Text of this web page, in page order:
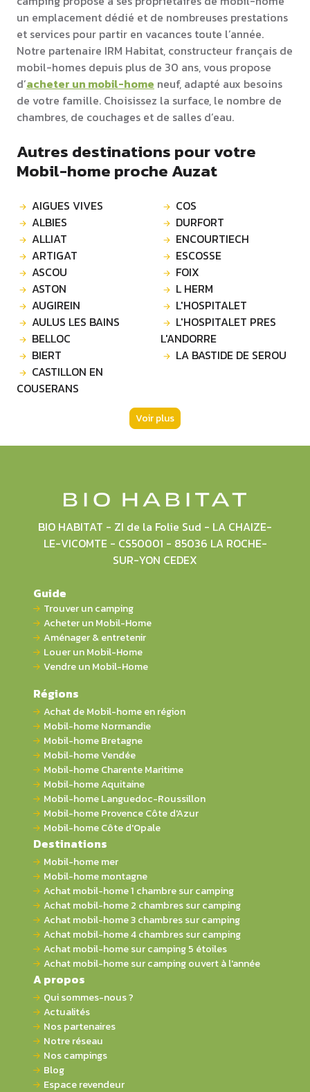
un emplacement dédié et de nombreuses prestations
et services pour partir en vacances toute l’année.
Notre partenaire IRM Habitat, constructeur français de
mobil-homes depuis plus de 30 ans, vous propose
d’acheter un mobil-home neuf, adapté aux besoins
de votre famille. Choisissez la surface, le nombre de
chambres, de couchages et de salles d’eau.
Autres destinations pour votre
Mobil-home proche Auzat
AIGUES VIVES
ALBIES
ALLIAT
ARTIGAT
ASCOU
ASTON
AUGIREIN
AULUS LES BAINS
BELLOC
BIERT
CASTILLON EN
COUSERANS
COS
DURFORT
ENCOURTIECH
ESCOSSE
FOIX
L HERM
L'HOSPITALET
L'HOSPITALET PRES
L'ANDORRE
LA BASTIDE DE SEROU
Voir plus
BIO HABITAT - ZI de la Folie Sud - LA CHAIZE-
LE-VICOMTE - CS50001 - 85036 LA ROCHE-
SUR-YON CEDEX
Guide
Trouver un camping
Acheter un Mobil-Home
Aménager & entretenir
Louer un Mobil-Home
Vendre un Mobil-Home
Régions
Achat de Mobil-home en région
Mobil-home Normandie
Mobil-home Bretagne
Mobil-home Vendée
Mobil-home Charente Maritime
Mobil-home Aquitaine
Mobil-home Languedoc-Roussillon
Mobil-home Provence Côte d'Azur
Mobil-home Côte d'Opale
Destinations
Mobil-home mer
Mobil-home montagne
Achat mobil-home 1 chambre sur camping
Achat mobil-home 2 chambres sur camping
Achat mobil-home 3 chambres sur camping
Achat mobil-home 4 chambres sur camping
Achat mobil-home sur camping 5 étoiles
Achat mobil-home sur camping ouvert à l'année
A propos
Qui sommes-nous ?
Actualités
Nos partenaires
Notre réseau
Nos campings
Blog
Espace revendeur